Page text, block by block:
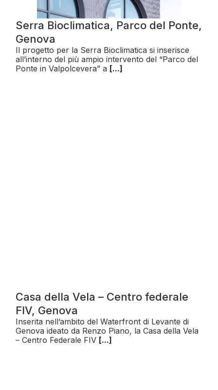
Serra Bioclimatica, Parco del Ponte,
Genova
Il progetto per la Serra Bioclimatica si inserisce
all’interno del più ampio intervento del “Parco del
Ponte in Valpolcevera” a [...]
Casa della Vela – Centro federale
FIV, Genova
Inserita nell’ambito del Waterfront di Levante di
Genova ideato da Renzo Piano, la Casa della Vela
– Centro Federale FIV [...]